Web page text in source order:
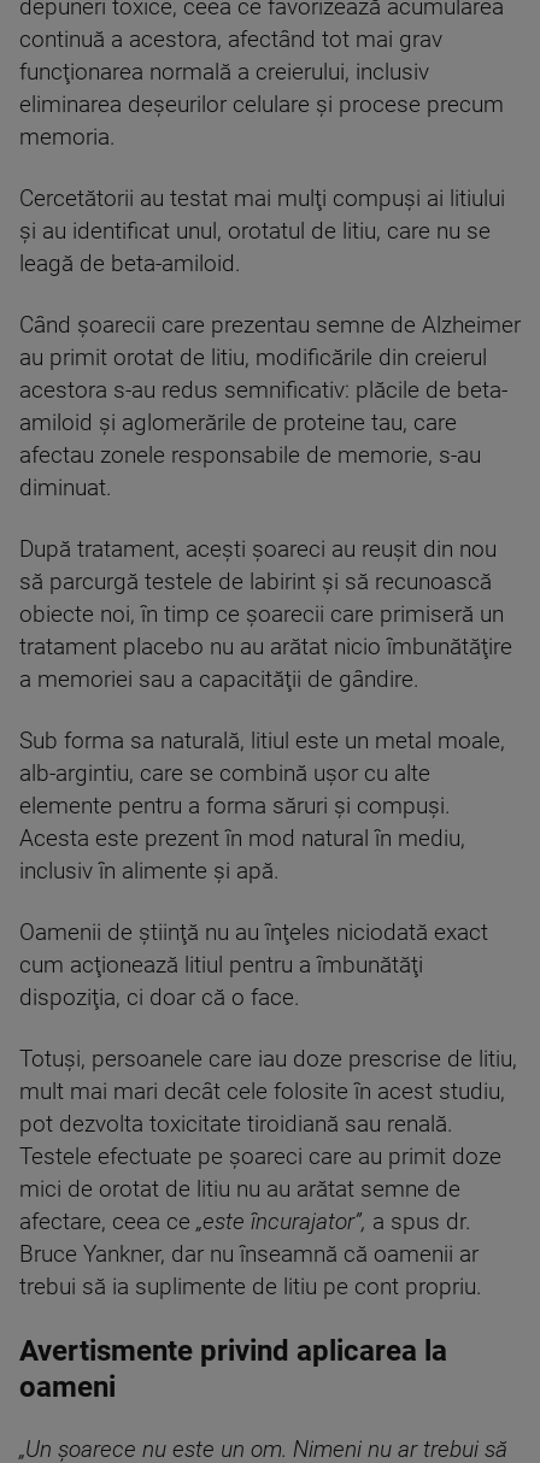
depuneri toxice, ceea ce favorizează acumularea
continuă a acestora, afectând tot mai grav
funcţionarea normală a creierului, inclusiv
eliminarea deşeurilor celulare şi procese precum
memoria.
Cercetătorii au testat mai mulţi compuşi ai litiului
şi au identificat unul, orotatul de litiu, care nu se
leagă de beta-amiloid.
Când şoarecii care prezentau semne de Alzheimer
au primit orotat de litiu, modificările din creierul
acestora s-au redus semnificativ: plăcile de beta-
amiloid şi aglomerările de proteine tau, care
afectau zonele responsabile de memorie, s-au
diminuat.
După tratament, aceşti şoareci au reuşit din nou
să parcurgă testele de labirint şi să recunoască
obiecte noi, în timp ce şoarecii care primiseră un
tratament placebo nu au arătat nicio îmbunătăţire
a memoriei sau a capacităţii de gândire.
Sub forma sa naturală, litiul este un metal moale,
alb-argintiu, care se combină uşor cu alte
elemente pentru a forma săruri şi compuşi.
Acesta este prezent în mod natural în mediu,
inclusiv în alimente şi apă.
Oamenii de ştiinţă nu au înţeles niciodată exact
cum acţionează litiul pentru a îmbunătăţi
dispoziţia, ci doar că o face.
Totuşi, persoanele care iau doze prescrise de litiu,
mult mai mari decât cele folosite în acest studiu,
pot dezvolta toxicitate tiroidiană sau renală.
Testele efectuate pe şoareci care au primit doze
mici de orotat de litiu nu au arătat semne de
afectare, ceea ce „este încurajator”, a spus dr.
Bruce Yankner, dar nu înseamnă că oamenii ar
trebui să ia suplimente de litiu pe cont propriu.
Avertismente privind aplicarea la
oameni
„Un şoarece nu este un om. Nimeni nu ar trebui să